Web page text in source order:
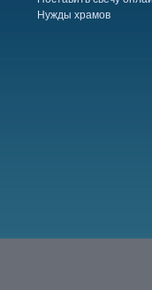
Нужды храмов